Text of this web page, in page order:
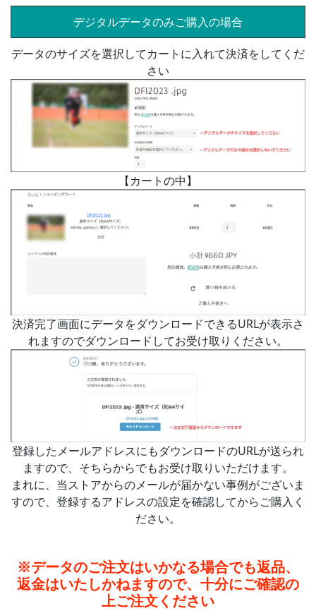
デジタルデータのみご購入の場合
データのサイズを選択してカートに入れて決済をしてくだ
さい
【カートの中】
決済完了画面にデータをダウンロードできるURLが表示さ
れますのでダウンロードしてお受け取りください。
登録したメールアドレスにもダウンロードのURLが送られ
ますので、そちらからでもお受け取りいただけます。
まれに、当ストアからのメールが届かない事例がございま
すので、登録するアドレスの設定を確認してからご購入く
ださい。
※データのご注文はいかなる場合でも返品、
返金はいたしかねますので、十分にご確認の
上ご注文ください